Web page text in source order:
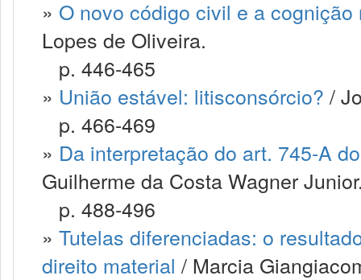
» O novo código civil e a
Lopes de Oliveira.
p. 446-465
» União estável: litisconsórcio? /
p. 466-469
» Da interpretação do art. 745-A
Guilherme da Costa Wagner
p. 488-496
» Tutelas diferenciadas: o
direito material / Marcia